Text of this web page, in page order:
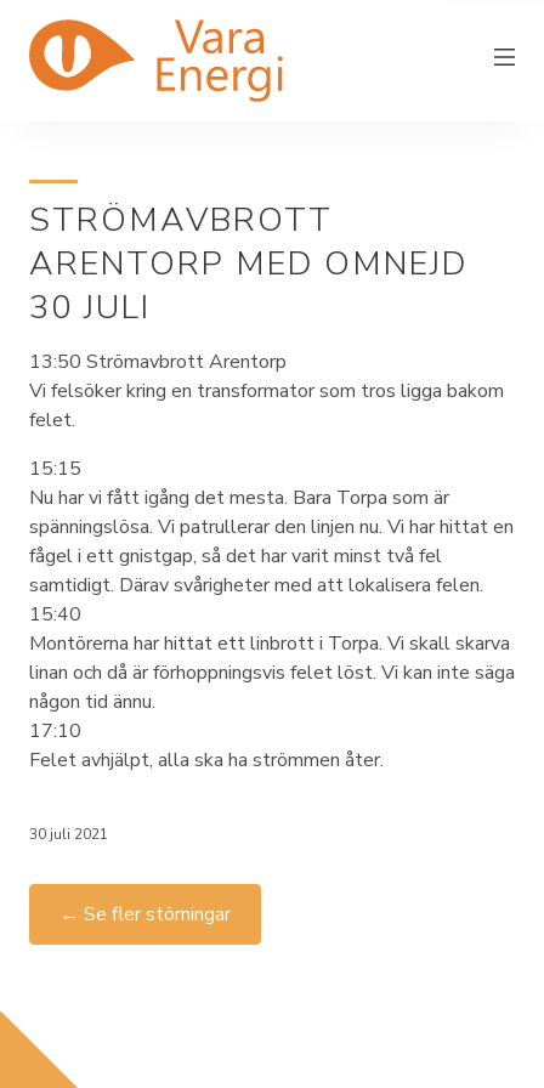
Vara Energi
Elnät
Driftstörning
Fjärrvärme
In/utflytt
Kundservice
STRÖMAVBROTT
ARENTORP MED OMNEJD
30 JULI
13:50 Strömavbrott Arentorp
Vi felsöker kring en transformator som tros ligga bakom
felet.
15:15
Nu har vi fått igång det mesta. Bara Torpa som är
spänningslösa. Vi patrullerar den linjen nu. Vi har hittat en
fågel i ett gnistgap, så det har varit minst två fel
samtidigt. Därav svårigheter med att lokalisera felen.
15:40
Montörerna har hittat ett linbrott i Torpa. Vi skall skarva
linan och då är förhoppningsvis felet löst. Vi kan inte säga
någon tid ännu.
17:10
Felet avhjälpt, alla ska ha strömmen åter.
30 juli 2021
← Se fler störningar